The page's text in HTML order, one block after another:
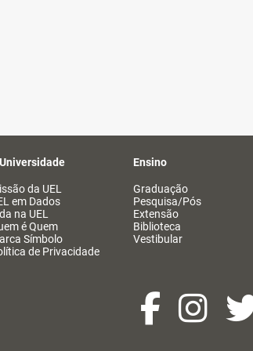
da UEL
em Dados
na UEL
é Quem
Símbolo
de Privacidade
Ensino
Graduação
Pesquisa/Pós
Extensão
Biblioteca
Vestibular